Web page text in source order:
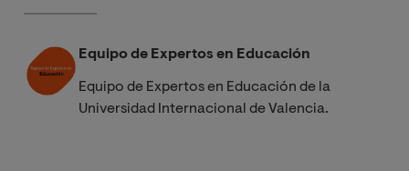
Equipo de Expertos en Educación
Equipo de Expertos en Educación de la
Universidad Internacional de Valencia.